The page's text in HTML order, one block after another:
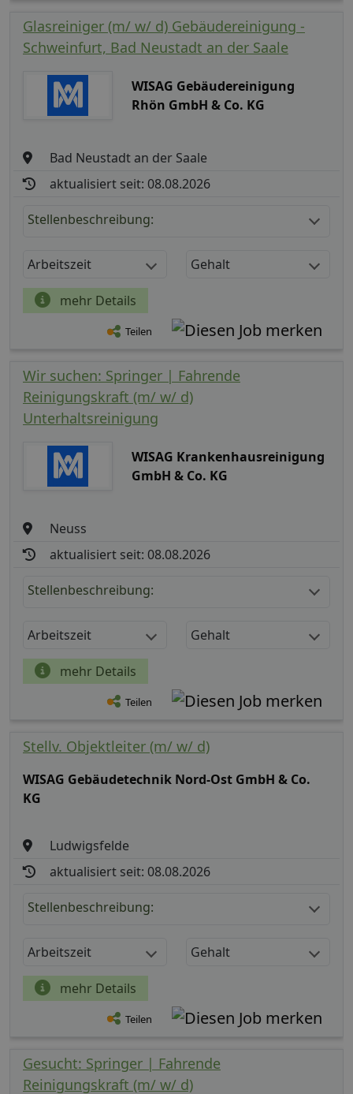
Glasreiniger (m/ w/ d) Gebäudereinigung -
Schweinfurt, Bad Neustadt an der Saale
WISAG Gebäudereinigung
Rhön GmbH & Co. KG
Bad Neustadt an der Saale
aktualisiert seit: 08.08.2026
Stellenbeschreibung:
Arbeitszeit Gehalt
mehr Details
Teilen
Wir suchen: Springer | Fahrende
Reinigungskraft (m/ w/ d)
Unterhaltsreinigung
WISAG Krankenhausreinigung
GmbH & Co. KG
Neuss
aktualisiert seit: 08.08.2026
Stellenbeschreibung:
Arbeitszeit Gehalt
mehr Details
Teilen
Stellv. Objektleiter (m/ w/ d)
WISAG Gebäudetechnik Nord-Ost GmbH & Co.
KG
Ludwigsfelde
aktualisiert seit: 08.08.2026
Stellenbeschreibung:
Arbeitszeit Gehalt
mehr Details
Teilen
Gesucht: Springer | Fahrende
Reinigungskraft (m/ w/ d)